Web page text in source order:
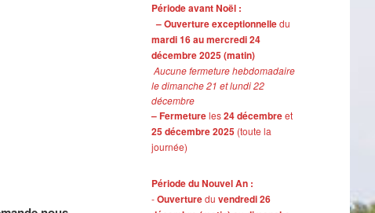
Période avant Noël :
– Ouverture exceptionnelledu
mardi 16 au mercredi 24
décembre 2025 (matin)
Aucune fermeture hebdomadaire
le dimanche 21 et lundi 22
décembre
– Fermetureles24 décembreet
25 décembre 2025(toute la
journée)
Période du Nouvel An :
-Ouverturedu vendredi 26